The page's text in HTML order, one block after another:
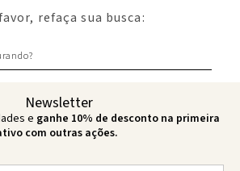
refaça sua busca:
Newsletter
e ganhe 10% de desconto na primeira
com outras ações.